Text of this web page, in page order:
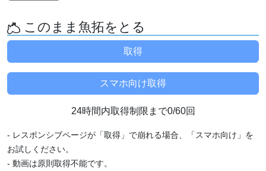
このまま魚拓をとる
24時間内取得制限まで0/60回
- レスポンシブページが「取得」で崩れる場合、「スマホ向け」を
お試しください。
- 動画は原則取得不能です。